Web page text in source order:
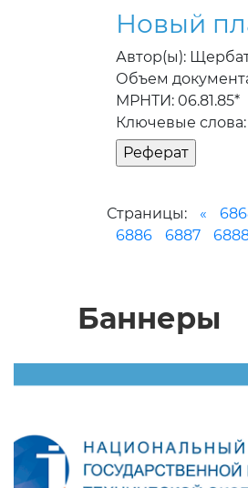
Новый
Автор(ы):
Объем
МРНТИ: 06.81.85*
Ключевые
Страницы: «
6886
6887
Баннеры